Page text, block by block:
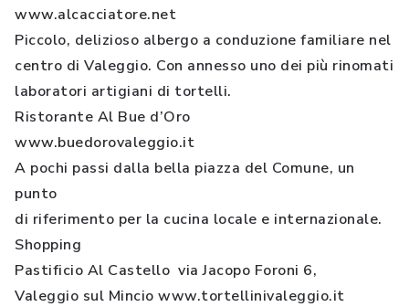
www.alcacciatore.net
Piccolo, delizioso albergo a conduzione familiare nel
centro di Valeggio. Con annesso uno dei più rinomati
laboratori artigiani di tortelli.
Ristorante Al Bue d’Oro
www.buedorovaleggio.it
A pochi passi dalla bella piazza del Comune, un
punto
di riferimento per la cucina locale e internazionale.
Shopping
Pastificio Al Castello via Jacopo Foroni 6,
Valeggio sul Mincio www.tortellinivaleggio.it